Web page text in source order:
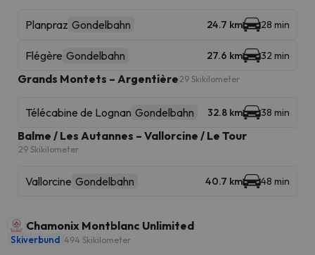
Planpraz Gondelbahn 24.7 km 28 min
Flégère Gondelbahn 27.6 km 32 min
Grands Montets – Argentière 29 Skikilometer
Télécabine de Lognan Gondelbahn 32.8 km 38 min
Balme / Les Autannes – Vallorcine / Le Tour
29 Skikilometer
Vallorcine Gondelbahn 40.7 km 48 min
Chamonix Montblanc Unlimited
Skiverbund 494 Skikilometer